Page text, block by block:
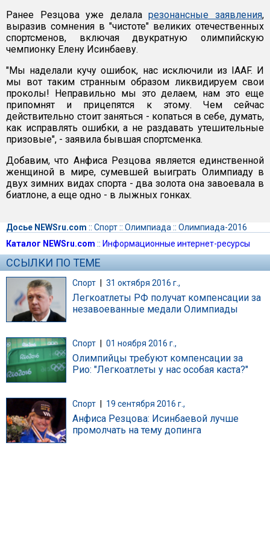
Ранее Резцова уже делаларезонансные заявления,
выразив сомнения в "чистоте" великих отечественных
спортсменов, включая двукратную олимпийскую
чемпионку Елену Исинбаеву.
"Мы наделали кучу ошибок, нас исключили из IAAF. И
мы вот таким странным образом ликвидируем свои
проколы! Неправильно мы это делаем, нам это еще
припомнят и прицепятся к этому. Чем сейчас
действительно стоит заняться - копаться в себе, думать,
как исправлять ошибки, а не раздавать утешительные
призовые", - заявила бывшая спортсменка.
Добавим, что Анфиса Резцова является единственной
женщиной в мире, сумевшей выиграть Олимпиаду в
двух зимних видах спорта - два золота она завоевала в
биатлоне, а еще одно - в лыжных гонках.
Досье NEWSru.com :: Спорт:: Олимпиада :: Олимпиада-2016
Каталог NEWSru.com :: Информационные интернет-ресурсы
ССЫЛКИ ПО ТЕМЕ
Спорт | 31 октября 2016 г.,
Легкоатлеты РФ получат компенсации за
незавоеванные медали Олимпиады
Спорт 01 ноября 2016 г.,
Олимпийцы требуют компенсации за
Рио: "Легкоатлеты у наc особая каста?"
Спорт 19 сентября 2016 г.,
Анфиса Резцова: Исинбаевой лучше
промолчать на тему допинга